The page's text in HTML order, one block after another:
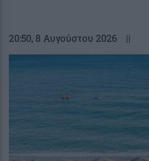
20:50, 8 Αυγούστου 2026 ||